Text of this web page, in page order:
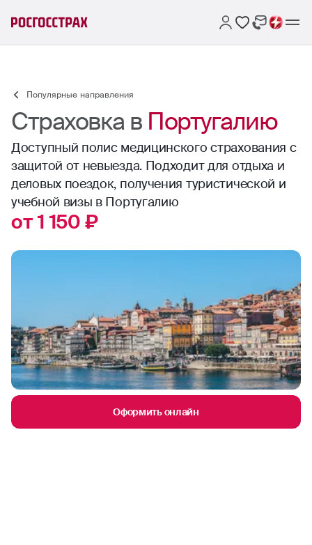
Популярные направления
Страховка в Португалию
Доступный полис медицинского страхования с
защитой от невыезда. Подходит для отдыха и
деловых поездок, получения туристической и
учебной визы в Португалию
от 1 150 ₽
Оформить онлайн